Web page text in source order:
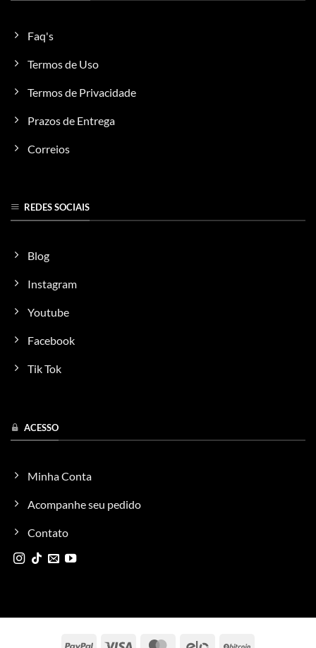
Faq's
Termos de Uso
Termos de Privacidade
Prazos de Entrega
Correios
REDES SOCIAIS
Blog
Instagram
Youtube
Facebook
Tik Tok
ACESSO
Minha Conta
Acompanhe seu pedido
Contato
PayPal Visa MasterCard
Elo